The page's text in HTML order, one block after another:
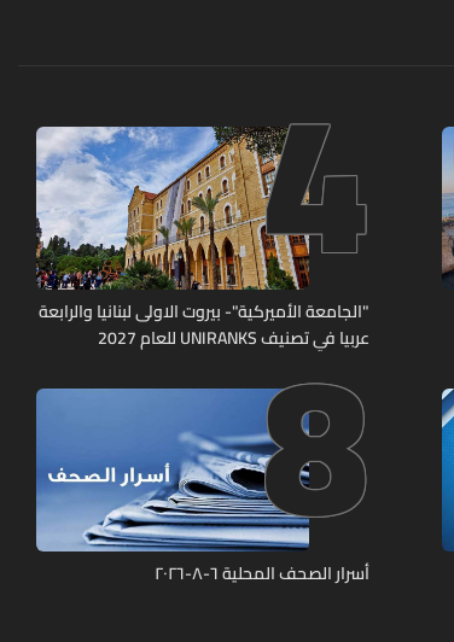
4
"الجامعة الأميركية"- بيروت الاولى لبنانيا والرابعة
عربيا في تصنيف UNIRANKS للعام 2027
8
أسرار الصحف المحلية ٦-٨-٢٠٢٦